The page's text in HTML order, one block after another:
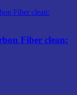
Fiber clean: